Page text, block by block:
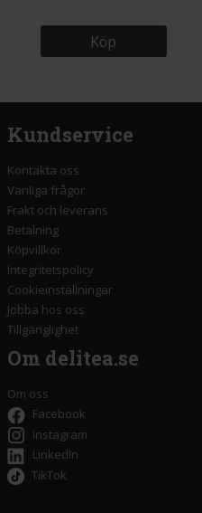
Köp
Kundservice
Kontakta oss
Vanliga frågor
Frakt och leverans
Betalning
Köpvillkor
Integritetspolicy
Cookieinställningar
Jobba hos oss
Tillgänglighet
Om delitea.se
Om oss
Facebook
Instagram
LinkedIn
TikTok